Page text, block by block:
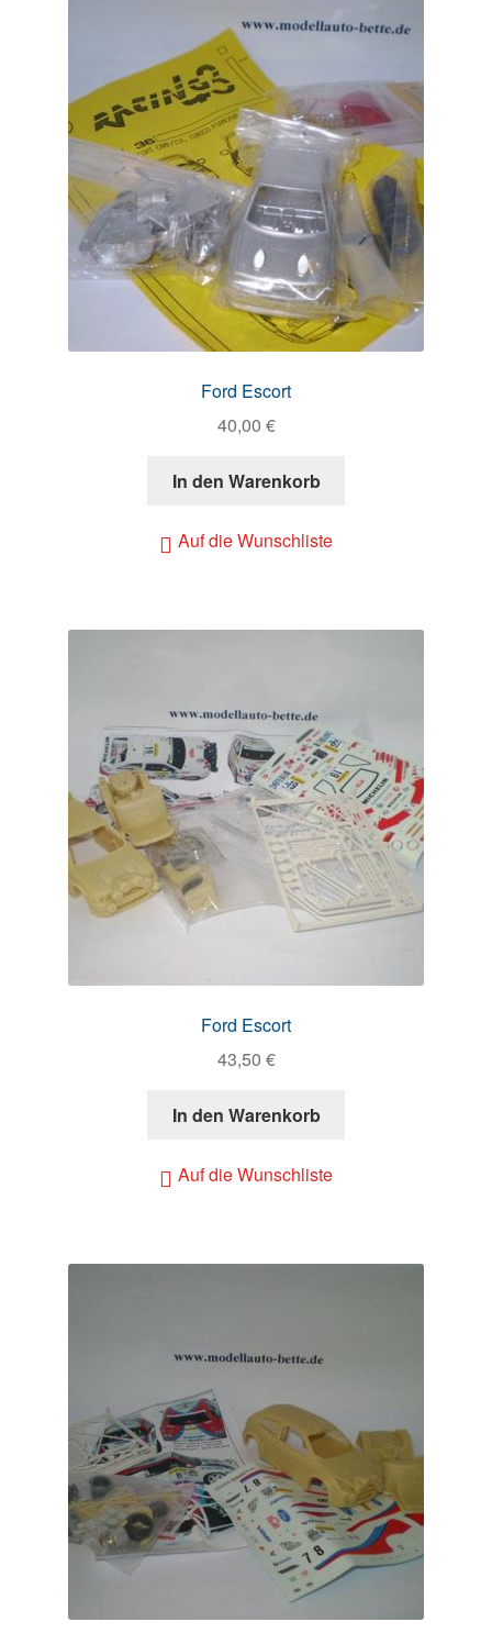
Ford Escort
40,00 €
In den Warenkorb
Auf die Wunschliste
Ford Escort
43,50 €
In den Warenkorb
Auf die Wunschliste